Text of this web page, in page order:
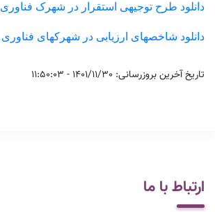
دانلود طرح توجیهی استقرار در شهرک فناوری
دانلود شاخصهای ارزیابی در شهرکهای فناوری
تاریخ آخرین بروزرسانی: 1401/11/30 - 11:50:03
ارتباط با ما